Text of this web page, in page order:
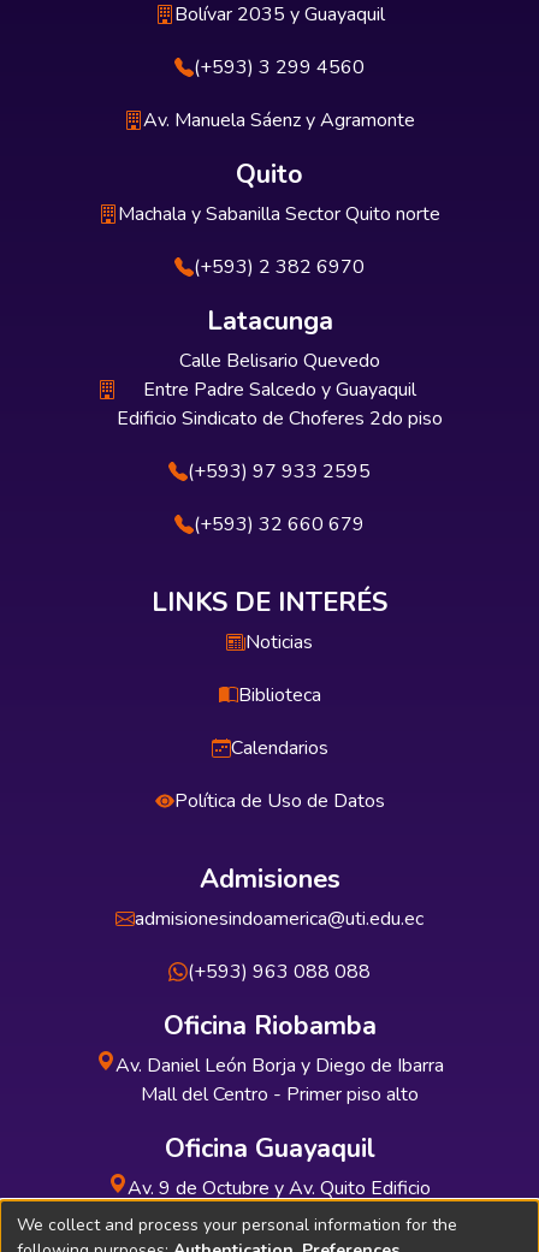
Bolívar 2035 y Guayaquil
(+593) 3 299 4560
Av. Manuela Sáenz y Agramonte
Quito
Machala y Sabanilla Sector Quito norte
(+593) 2 382 6970
Latacunga
Calle Belisario Quevedo
Entre Padre Salcedo y Guayaquil
Edificio Sindicato de Choferes 2do piso
(+593) 97 933 2595
(+593) 32 660 679
LINKS DE INTERÉS
Noticias
Biblioteca
Calendarios
Política de Uso de Datos
Admisiones
admisionesindoamerica@uti.edu.ec
(+593) 963 088 088
Oficina Riobamba
Av. Daniel León Borja y Diego de Ibarra
Mall del Centro - Primer piso alto
Oficina Guayaquil
Av. 9 de Octubre y Av. Quito Edificio
INDUAUTO - Planta baja
We collect and process your personal information for the